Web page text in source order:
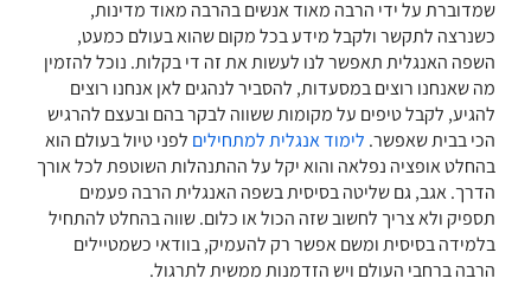
שמדוברת על ידי הרבה מאוד אנשים בהרבה מאוד מדינות,
כשנרצה לתקשר ולקבל מידע בכל מקום שהוא בעולם כמעט,
השפה האנגלית תאפשר לנו לעשות את זה די בקלות. נוכל להזמין
מה שאנחנו רוצים במסעדות, להסביר לנהגים לאן אנחנו רוצים
להגיע, לקבל טיפים על מקומות ששווה לבקר בהם ובעצם להרגיש
הכי בבית שאפשר. לימוד אנגלית למתחילים לפני טיול בעולם הוא
בהחלט אופציה נפלאה והוא יקל על ההתנהלות השוטפת לכל אורך
הדרך. אגב, גם שליטה בסיסית בשפה האנגלית הרבה פעמים
תספיק ולא צריך לחשוב שזה הכול או כלום. שווה בהחלט להתחיל
בלמידה בסיסית ומשם אפשר רק להעמיק, בוודאי כשמטיילים
הרבה ברחבי העולם ויש הזדמנות ממשית לתרגול.